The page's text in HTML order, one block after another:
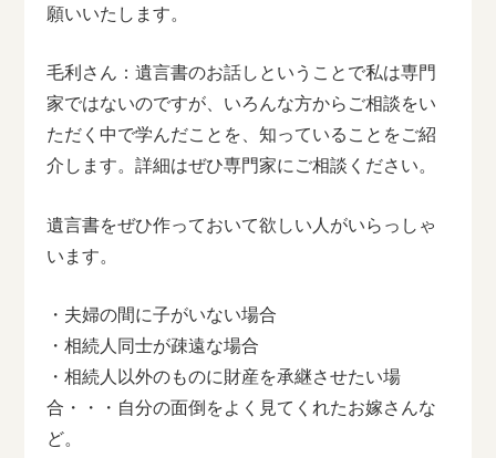
願いいたします。
毛利さん：遺言書のお話しということで私は専門
家ではないのですが、いろんな方からご相談をい
ただく中で学んだことを、知っていることをご紹
介します。詳細はぜひ専門家にご相談ください。
遺言書をぜひ作っておいて欲しい人がいらっしゃ
います。
・夫婦の間に子がいない場合
・相続人同士が疎遠な場合
・相続人以外のものに財産を承継させたい場
合・・・自分の面倒をよく見てくれたお嫁さんな
ど。